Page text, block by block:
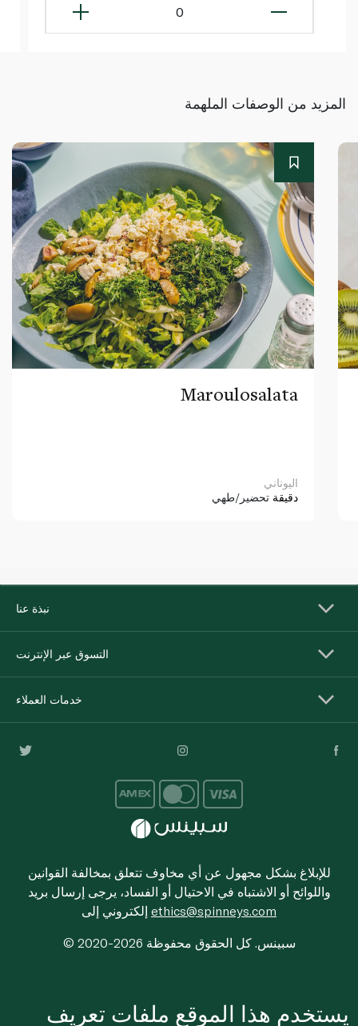
0
المزيد من الوصفات الملهمة
Maroulosalata
اليوناني
دقيقة تحضير/طهي
نبذة عنا
التسوق عبر الإنترنت
خدمات العملاء
للإبلاغ بشكل مجهول عن أي مخاوف تتعلق بمخالفة القوانين
واللوائح أو الاشتباه في الاحتيال أو الفساد، يرجى إرسال بريد
ethics@spinneys.com
© 2020-2026 سبينس. كل الحقوق محفوظة
يستخدم هذا الموقع ملفات تعريف